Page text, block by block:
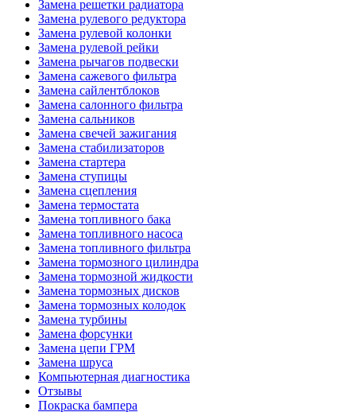
Замена решетки радиатора
Замена рулевого редуктора
Замена рулевой колонки
Замена рулевой рейки
Замена рычагов подвески
Замена сажевого фильтра
Замена сайлентблоков
Замена салонного фильтра
Замена сальников
Замена свечей зажигания
Замена стабилизаторов
Замена стартера
Замена ступицы
Замена сцепления
Замена термостата
Замена топливного бака
Замена топливного насоса
Замена топливного фильтра
Замена тормозного цилиндра
Замена тормозной жидкости
Замена тормозных дисков
Замена тормозных колодок
Замена турбины
Замена форсунки
Замена цепи ГРМ
Замена шруса
Компьютерная диагностика
Отзывы
Покраска бампера